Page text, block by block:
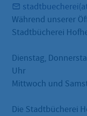
Während unserer
Stadtbücherei
Dienstag,
Uhr
Mittwoch und
Die Stadtbücherei